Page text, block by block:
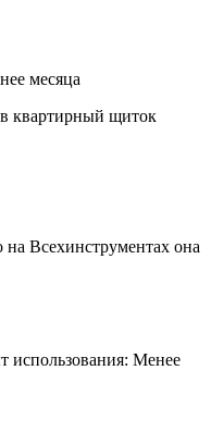
месяца
квартирный щиток
Всехинструментах она
использования: Менее